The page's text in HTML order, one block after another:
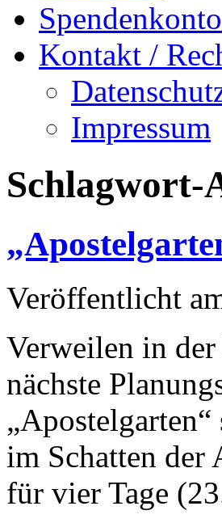
Spendenkonto
Kontakt /
Impressum
Schlagwort-
Veröffentlicht
Verweilen in
nächste
im Schatten der
für vier Tage